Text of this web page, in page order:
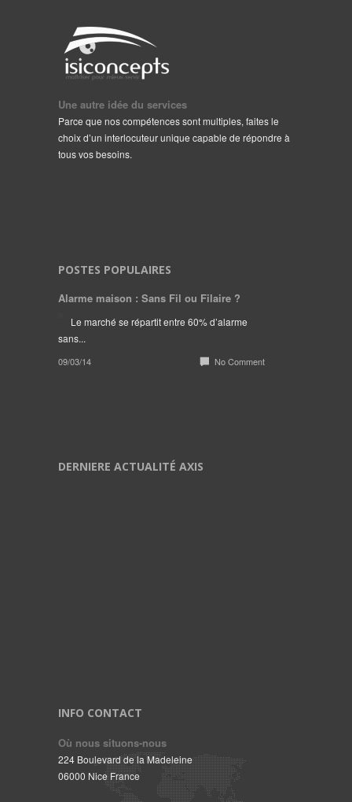
Une autre idée du services
Parce que nos compétences sont multiples, faites le
choix d’un interlocuteur unique capable de répondre à
tous vos besoins.
POSTES POPULAIRES
Alarme maison : Sans Fil ou Filaire ?
Le marché se répartit entre 60% d’alarme
sans...
09/03/14 No Comment
DERNIERE ACTUALITÉ AXIS
INFO CONTACT
Où nous situons-nous
224 Boulevard de la Madeleine
06000 Nice France